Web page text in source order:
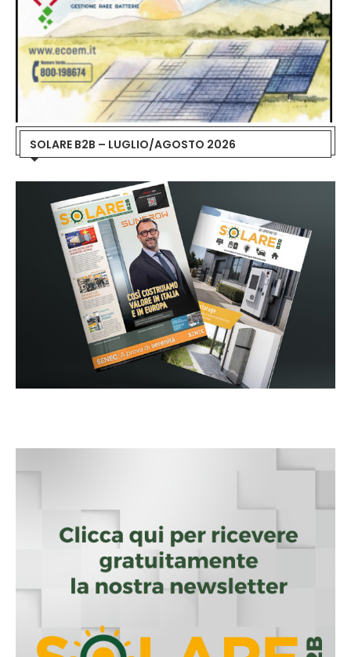
SOLARE B2B – LUGLIO/AGOSTO 2026